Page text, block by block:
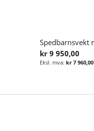
kr 9 950,00
kr 7 960,00